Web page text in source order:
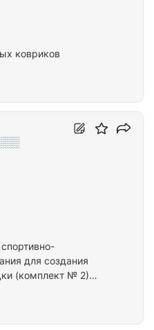
ковриков
для создания
(комплект № 2)